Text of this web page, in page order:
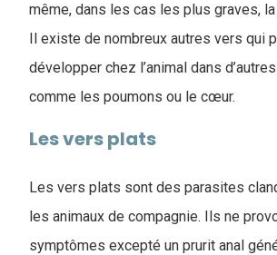
même, dans les cas les plus graves,
Il existe de nombreux autres vers qui
développer chez l’animal dans
comme les poumons ou le cœur.
Les vers plats
Les vers plats sont des parasites
les animaux de compagnie. Ils ne
symptômes excepté un prurit anal